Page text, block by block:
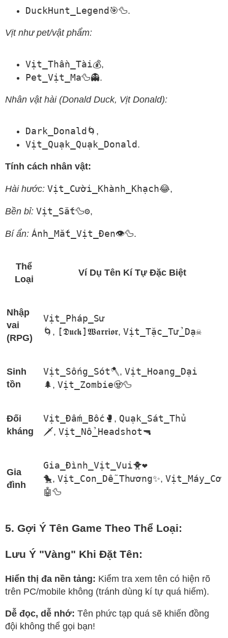
DuckHunt_Legend🎯🦆.
Vịt như pet/vật phẩm:
Vịt_Thần_Tài💰,
Pet_Vịt_Ma🦆👻.
Nhân vật hài (Donald Duck, Vịt Donald):
Dark_Donald🌀 ,
Vịt_Quạk_Quạk_Donald .
Tính cách nhân vật:
Hài hước: Vịt_Cười_Khành_Khạch😂,
Bền bỉ: Vịt_Sắt🦆⚙️,
Bí ẩn: Ánh_Mắt_Vịt_Đen👁️🦆.
Thể
Loại
Ví Dụ Tên Kí Tự Đặc Biệt
Nhập
vai
(RPG)
Vịt_Pháp_Sư
🌀 , [𝕯𝖚𝖈𝖐]𝖂𝖆𝖗𝖗𝖎𝖔𝖗, Vịt_Tặc_Tử_Dạ☠️
Sinh
tồn
Vịt_Sống_Sót🪓, Vịt_Hoang_Dại
🌲 , Vịt_Zombie🧟🦆
Đối
kháng
Vịt_Đấm_Bốc🥊 , Quạk_Sát_Thủ
🗡️, Vịt_Nổ_Headshot🔫
Gia
đình
Gia_Đình_Vịt_Vui🐥❤️
🐤, Vịt_Con_Dễ_Thương✨, Vịt_Máy_Cơ
🤖🦆
5. Gợi Ý Tên Game Theo Thể Loại:
Lưu Ý "Vàng" Khi Đặt Tên:
Hiển thị đa nền tảng: Kiểm tra xem tên có hiện rõ
trên PC/mobile không (tránh dùng kí tự quá hiếm).
Dễ đọc, dễ nhớ: Tên phức tạp quá sẽ khiến đồng
đội không thể gọi bạn!